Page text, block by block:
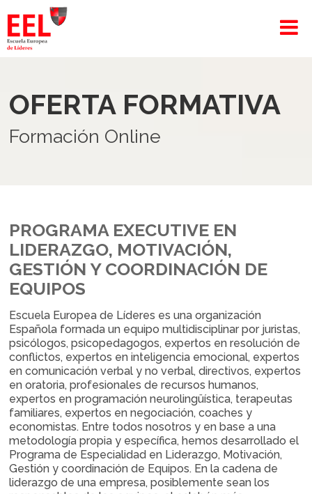
OFERTA FORMATIVA
Formación Online
PROGRAMA EXECUTIVE EN
LIDERAZGO, MOTIVACIÓN,
GESTIÓN Y COORDINACIÓN DE
EQUIPOS
Escuela Europea de Líderes es una organización
Española formada un equipo multidisciplinar por juristas,
psicólogos, psicopedagogos, expertos en resolución de
conflictos, expertos en inteligencia emocional, expertos
en comunicación verbal y no verbal, directivos, expertos
en oratoria, profesionales de recursos humanos,
expertos en programación neurolingüística, terapeutas
familiares, expertos en negociación, coaches y
economistas. Entre todos nosotros y en base a una
metodología propia y específica, hemos desarrollado el
Programa de Especialidad en Liderazgo, Motivación,
Gestión y coordinación de Equipos. En la cadena de
liderazgo de una empresa, posiblemente sean los